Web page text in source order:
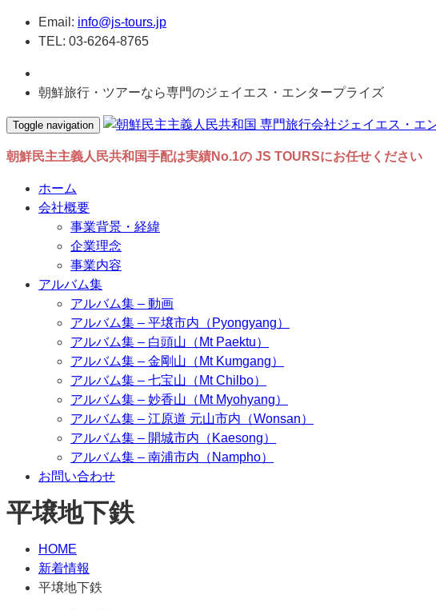
Email: info@js-tours.jp
TEL: 03-6264-8765
朝鮮旅行・ツアーなら専門のジェイエス・エンタープライズ
Toggle navigation
朝鮮民主主義人民共和国手配は実績No.1の JS TOURSにお任せください
ホーム
会社概要
事業背景・経緯
企業理念
事業内容
アルバム集
アルバム集 – 動画
アルバム集 – 平壌市内（Pyongyang）
アルバム集 – 白頭山（Mt Paektu）
アルバム集 – 金剛山（Mt Kumgang）
アルバム集 – 七宝山（Mt Chilbo）
アルバム集 – 妙香山（Mt Myohyang）
アルバム集 – 江原道 元山市内（Wonsan）
アルバム集 – 開城市内（Kaesong）
アルバム集 – 南浦市内（Nampho）
お問い合わせ
平壌地下鉄
HOME
新着情報
平壌地下鉄